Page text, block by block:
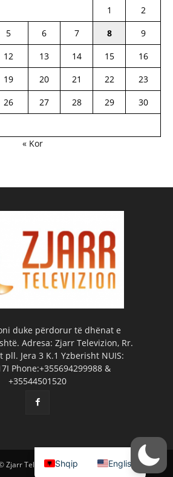
1
2
5 6 7 8
9
12 13 14 15
16
19 20 21 22
23
26 27 28 29
30
« Kor
duke përdorur të dhënat e
Adresa: Zjarr Televizion, Rr.
pll. Jera 3 K.1 Yzberisht NUIS:
Phone:+355694299988 &
+35544501520
Zjarr Televizion 2026
Shqip English